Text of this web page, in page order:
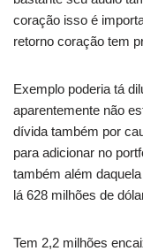
coração isso é
retorno coração tem
Exemplo poderia tá
aparentemente não
dívida também por
para adicionar no
também além
lá 628 milhões de
Tem 2,2 milhões